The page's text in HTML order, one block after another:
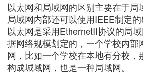
以太网和局域网的区别主要在于局
局域网内部还可以使用IEEE制定的
以太网是采用EthernetII协议的局
据网络规模划定的，一个学校内部
网，比如一个学校在本地有分校，
构成城域网，也是一种局域网。